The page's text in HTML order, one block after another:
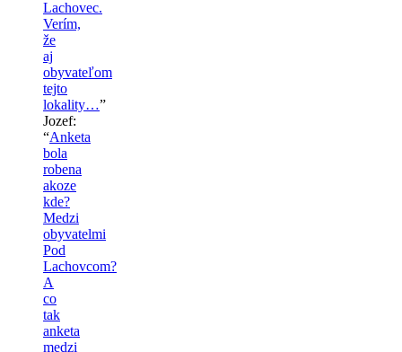
Lachovec.
Verím,
že
aj
obyvateľom
tejto
lokality…”
Jozef:
“Anketa
bola
robena
akoze
kde?
Medzi
obyvatelmi
Pod
Lachovcom?
A
co
tak
anketa
medzi